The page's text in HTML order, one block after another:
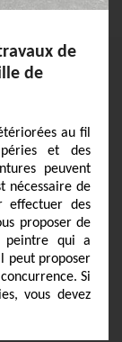
de
de
au fil
et des
peuvent
nécessaire de
effectuer des
proposer de
peintre qui a
peut proposer
Si
vous devez